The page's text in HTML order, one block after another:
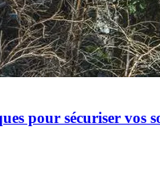
pour sécuriser vos